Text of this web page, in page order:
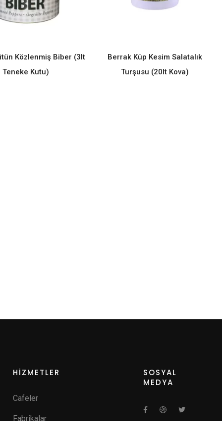
READ MORE
Közlenmiş Biber (3lt
Teneke Kutu)
READ MORE
Berrak Küp Kesim Salatalık
Turşusu (20lt Kova)
HİZMETLER
Cafeler
Fabrikalar
SOSYAL
MEDYA